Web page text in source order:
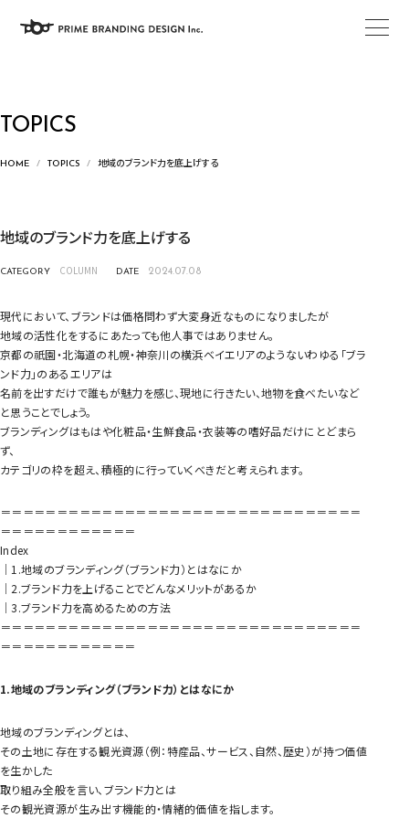
TOPICS
現
ー
置
HOME TOPICS 地域のブランド力を底上げする
地域のブランド力を底上げする
CATEGORY COLUMN DATE 2024.07.08
現代において、ブランドは価格問わず大変身近なものになりましたが
地域の活性化をするにあたっても他人事ではありません。
京都の祇園・北海道の札幌・神奈川の横浜ベイエリアのようないわゆる「ブラ
ンド力」のあるエリアは
名前を出すだけで誰もが魅力を感じ、現地に行きたい、地物を食べたいなど
と思うことでしょう。
ブランディングはもはや化粧品・生鮮食品・衣装等の嗜好品だけにとどまら
ず、
カテゴリの枠を超え、積極的に行っていくべきだと考えられます。
＝＝＝＝＝＝＝＝＝＝＝＝＝＝＝＝＝＝＝＝＝＝＝＝＝＝＝＝＝＝＝＝
＝＝＝＝＝＝＝＝＝＝＝＝
Index
｜1.地域のブランディング（ブランド力）とはなにか
｜2.ブランド力を上げることでどんなメリットがあるか
｜3.ブランド力を高めるための方法
＝＝＝＝＝＝＝＝＝＝＝＝＝＝＝＝＝＝＝＝＝＝＝＝＝＝＝＝＝＝＝＝
＝＝＝＝＝＝＝＝＝＝＝＝
1.地域のブランディング（ブランド力）とはなにか
地域のブランディングとは、
その土地に存在する観光資源（例：特産品、サービス、自然、歴史）が持つ価値
を生かした
取り組み全般を言い、ブランド力とは
その観光資源が生み出す機能的・情緒的価値を指します。